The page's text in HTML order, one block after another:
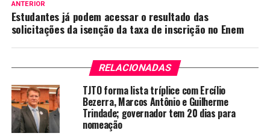
ANTERIOR
Estudantes já podem acessar o resultado das
solicitações da isenção da taxa de inscrição no Enem
RELACIONADAS
TJTO forma lista tríplice com Ercílio
Bezerra, Marcos Antônio e Guilherme
Trindade; governador tem 20 dias para
nomeação